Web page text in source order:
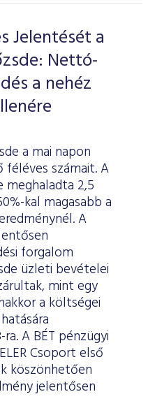
Jelentését a
Nettó-
a nehéz
a mai napon
számait. A
meghaladta 2,5
kal magasabb a
A
forgalom
üzleti bevételei
mint egy
a költségei
A BÉT pénzügyi
Csoport első
köszönhetően
jelentősen